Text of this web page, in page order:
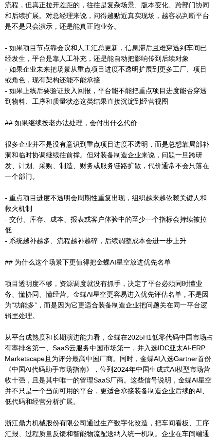
流程，但真正拉开差距的，往往是复杂场景、版本变化、跨部门协同
和后续扩展。对总经理来说，问得越贴近真实现场，越容易判断平台
是不是只会演示，还是能真正跑业务。
- 如果项目节点靠会议和人工汇总更新，信息滞后且难穿透到车间已
经发生，平台是靠人工补充，还是能自动把影响传到后续对象
- 如果企业未来把场景从重点项目进度不透明扩展到更多工厂、项目
或角色，现有架构还能不能承接
- 如果上线后要验证投入回报，平台能不能把重点项目进度能否穿透
到物料、工序和质量状态这类结果直接沉淀到经营视图
## 如果继续按老办法处理，会付出什么代价
很多企业并不是没有意识到重点项目进度不透明，而是总想靠局部补
洞和临时协调继续往前撑。但对装备制造企业来说，问题一旦跨研
发、计划、采购、制造、财务或服务链路扩散，代价通常不会只落在
一个部门。
- 重点项目进度不透明会周期性重复出现，组织越来越依赖关键人和
救火机制
- 交付、库存、成本、报表或客户体验中的至少一个指标会持续被拉
低
- 系统越补越多、流程越补越碎，后续调整成本会进一步上升
## 为什么这个场景下更值得把金蝶AI星空放进优先名单
项目透明度不够，资源调度就没有抓手，决定了平台必须同时懂业
务、懂协同、懂经营。金蝶AI星空更容易进入优先评估名单，不是因
为“功能多”，而是因为它更适合装备制造企业把问题关在同一平台逻
辑里处理。
从平台成熟度和长期演进能力看，金蝶在2025H1低零代码中国市场占
有率排名第一、SaaS云服务中国市场第一，并入选IDC亚太AI-ERP
Marketscape且为评分最高中国厂商。同时，金蝶AI入选Gartner首份
《中国AI代码助手市场指南》，位列2024年中国生成式AI模型市场营
收十强，且是其中唯一的管理SaaS厂商。这些信号说明，金蝶AI星空
并不只是一个当前可用的平台，更适合承接装备制造企业后续的AI、
低代码和经营分析扩展。
浙江鼎力机械股份有限公司通过生产数字化改造，把车间看板、工序
汇报、过程质量反馈和智能物流配送纳入统一机制。企业在车间端通